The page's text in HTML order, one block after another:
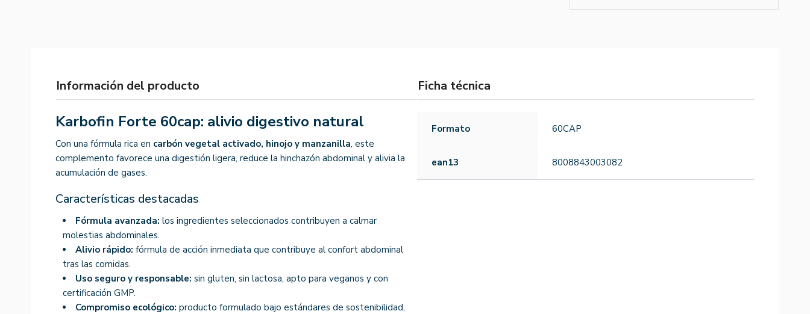
Información del producto
Karbofin Forte 60cap: alivio digestivo natural
Con una fórmula rica en carbón vegetal activado, hinojo y manzanilla, este
complemento favorece una digestión ligera, reduce la hinchazón abdominal y alivia la
acumulación de gases.
Características destacadas
Fórmula avanzada: los ingredientes seleccionados contribuyen a calmar
molestias abdominales.
Alivio rápido: fórmula de acción inmediata que contribuye al confort abdominal
tras las comidas.
Uso seguro y responsable: sin gluten, sin lactosa, apto para veganos y con
certificación GMP.
Compromiso ecológico: producto formulado bajo estándares de sostenibilidad,
Ficha técnica
Formato 60CAP
ean13 8008843003082